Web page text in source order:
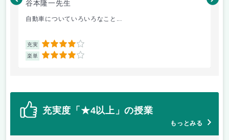
谷本隆一先生
自動車についていろいろなこと...
充実 4
楽単 4
松
充実度「★4以上」の授業
もっとみる